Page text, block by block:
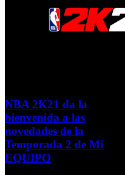
NBA 2K21 da la
bienvenida a las
novedades de la
Temporada 2 de Mi
EQUIPO